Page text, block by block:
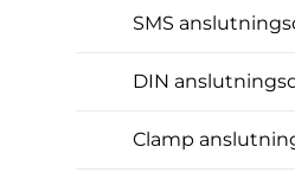
SMS
DIN
Clamp